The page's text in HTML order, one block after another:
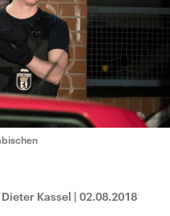
Kassel | 02.08.2018